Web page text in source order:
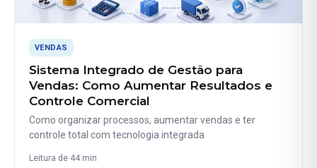
VENDAS
Sistema Integrado de Gestão para
Vendas: Como Aumentar Resultados e
Controle Comercial
Como organizar processos, aumentar vendas e ter
controle total com tecnologia integrada
Leitura de 44 min